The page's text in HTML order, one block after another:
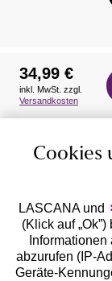
Geprüfte
34,99 €
inkl. MwSt. zzgl.
Versandkosten
Cookies
LASCANA und
(Klick auf
abzurufen (IP-
Geräte-